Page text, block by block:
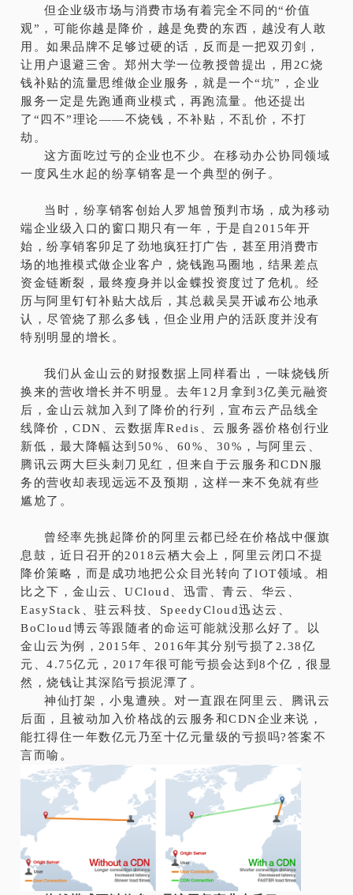
但企业级市场与消费市场有着完全不同的“价值
观”，可能你越是降价，越是免费的东西，越没有人敢
用。如果品牌不足够过硬的话，反而是一把双刃剑，
让用户退避三舍。郑州大学一位教授曾提出，用2C烧
钱补贴的流量思维做企业服务，就是一个“坑”，企业
服务一定是先跑通商业模式，再跑流量。他还提出
了“四不”理论——不烧钱，不补贴，不乱价，不打
劫。
这方面吃过亏的企业也不少。在移动办公协同领域
一度风生水起的纷享销客是一个典型的例子。
当时，纷享销客创始人罗旭曾预判市场，成为移动
端企业级入口的窗口期只有一年，于是自2015年开
始，纷享销客卯足了劲地疯狂打广告，甚至用消费市
场的地推模式做企业客户，烧钱跑马圈地，结果差点
资金链断裂，最终瘦身并以金蝶投资度过了危机。经
历与阿里钉钉补贴大战后，其总裁吴昊开诚布公地承
认，尽管烧了那么多钱，但企业用户的活跃度并没有
特别明显的增长。
我们从金山云的财报数据上同样看出，一味烧钱所
换来的营收增长并不明显。去年12月拿到3亿美元融资
后，金山云就加入到了降价的行列，宣布云产品线全
线降价，CDN、云数据库Redis、云服务器价格创行业
新低，最大降幅达到50%、60%、30%，与阿里云、
腾讯云两大巨头刺刀见红，但来自于云服务和CDN服
务的营收却表现远远不及预期，这样一来不免就有些
尴尬了。
曾经率先挑起降价的阿里云都已经在价格战中偃旗
息鼓，近日召开的2018云栖大会上，阿里云闭口不提
降价策略，而是成功地把公众目光转向了lOT领域。相
比之下，金山云、UCloud、迅雷、青云、华云、
EasyStack、驻云科技、SpeedyCloud迅达云、
BoCloud博云等跟随者的命运可能就没那么好了。以
金山云为例，2015年、2016年其分别亏损了2.38亿
元、4.75亿元，2017年很可能亏损会达到8个亿，很显
然，烧钱让其深陷亏损泥潭了。
神仙打架，小鬼遭殃。对一直跟在阿里云、腾讯云
后面，且被动加入价格战的云服务和CDN企业来说，
能扛得住一年数亿元乃至十亿元量级的亏损吗?答案不
言而喻。